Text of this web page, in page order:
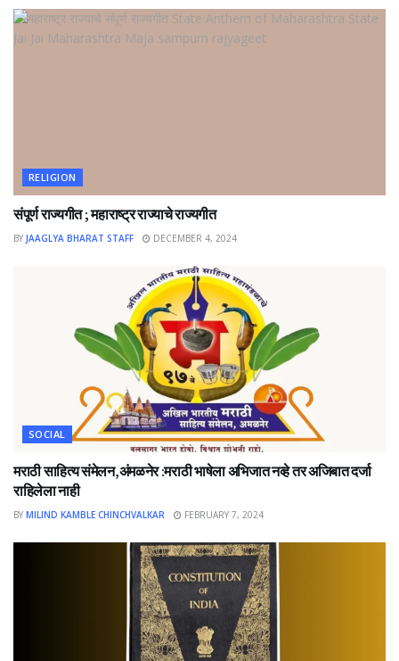
RELIGION
संपूर्ण राज्यगीत ; महाराष्ट्र राज्याचे राज्यगीत
BY JAAGLYA BHARAT STAFF DECEMBER 4, 2024
SOCIAL
मराठी साहित्य संमेलन,अंमळनेर :मराठी भाषेला अभिजात नव्हे तर अजिबात दर्जा
राहिलेला नाही
BY MILIND KAMBLE CHINCHVALKAR FEBRUARY 7, 2024